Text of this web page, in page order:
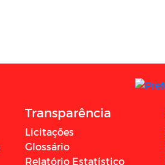
Transparência
Licitações
Glossário
Relatório Estatístico